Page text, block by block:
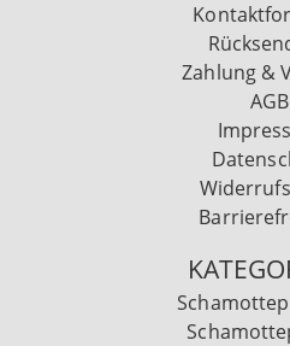
Zahlung &
AGB